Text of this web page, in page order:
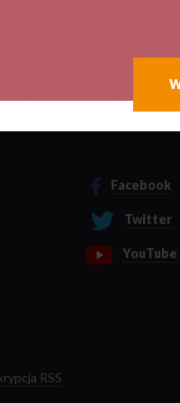
Facebook
Twitter
YouTube
RSS